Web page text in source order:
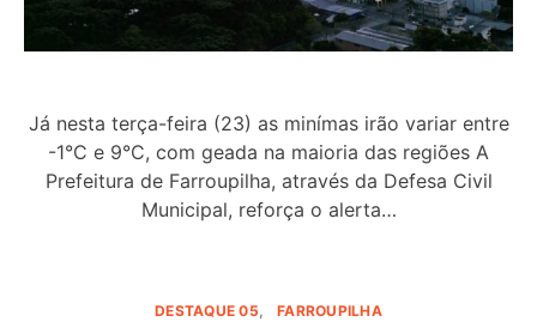
Já nesta terça-feira (23) as minímas irão variar entre
-1°C e 9°C, com geada na maioria das regiões A
Prefeitura de Farroupilha, através da Defesa Civil
Municipal, reforça o alerta…
DESTAQUE 05 FARROUPILHA